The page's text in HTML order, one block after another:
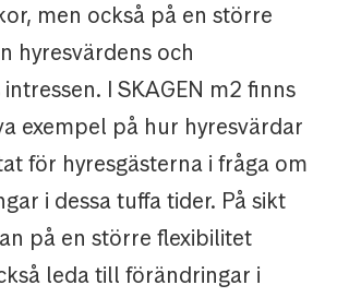
men också på en större
hyresvärdens och
I SKAGEN m2 finns
exempel på hur hyresvärdar
för hyresgästerna i fråga om
i dessa tuffa tider. På sikt
på en större flexibilitet
leda till förändringar i